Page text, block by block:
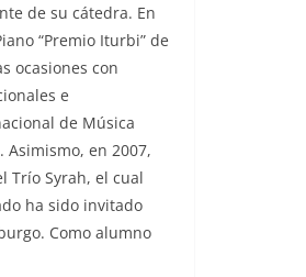
de su cátedra. En
“Premio Iturbi” de
ocasiones con
e
de Música
Asimismo, en 2007,
Trío Syrah, el cual
ha sido invitado
Como alumno